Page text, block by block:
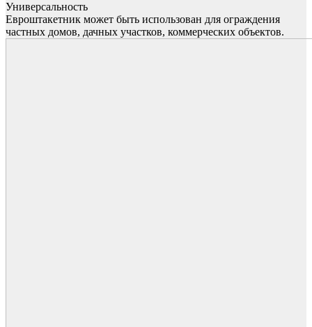
Универсальность
Евроштакетник может быть использован для ограждения
частных домов, дачных участков, коммерческих объектов.